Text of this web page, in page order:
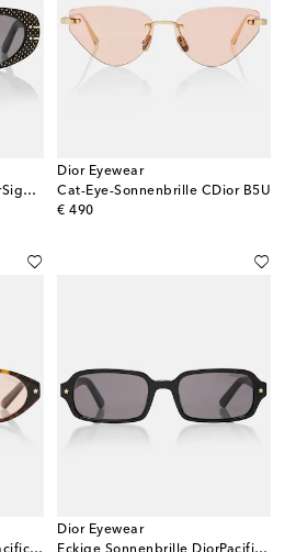
Cat-Eye-Sonnenbrille DiorSignature B8U
Dior Eyewear
Cat-Eye-Sonnenbrille CDior B5U
€ 490
original price
Dior Eyewear